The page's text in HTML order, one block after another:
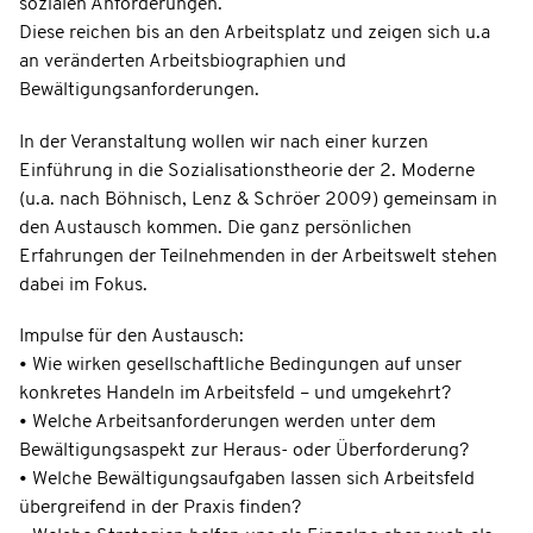
sozialen Anforderungen.
Diese reichen bis an den Arbeitsplatz und zeigen sich u.a
an veränderten Arbeitsbiographien und
Bewältigungsanforderungen.
In der Veranstaltung wollen wir nach einer kurzen
Einführung in die Sozialisationstheorie der 2. Moderne
(u.a. nach Böhnisch, Lenz & Schröer 2009) gemeinsam in
den Austausch kommen. Die ganz persönlichen
Erfahrungen der Teilnehmenden in der Arbeitswelt stehen
dabei im Fokus.
Impulse für den Austausch:
• Wie wirken gesellschaftliche Bedingungen auf unser
konkretes Handeln im Arbeitsfeld – und umgekehrt?
• Welche Arbeitsanforderungen werden unter dem
Bewältigungsaspekt zur Heraus- oder Überforderung?
• Welche Bewältigungsaufgaben lassen sich Arbeitsfeld
übergreifend in der Praxis finden?